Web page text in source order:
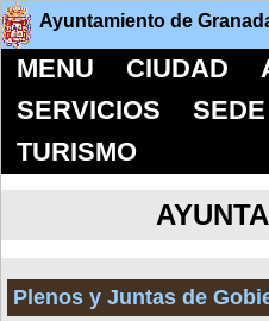
Ayuntamiento de
MENU CIUDAD
SERVICIOS
TURISMO
Plenos y Juntas de